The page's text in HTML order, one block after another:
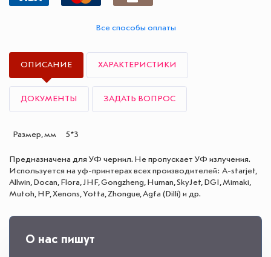
Все способы оплаты
ОПИСАНИЕ ХАРАКТЕРИСТИКИ
ДОКУМЕНТЫ ЗАДАТЬ ВОПРОС
Размер, мм 5*3
Предназначена для УФ чернил. Не пропускает УФ излучения.
Используется на уф-принтерах всех производителей: A-starjet,
Allwin, Docan, Flora, JHF, Gongzheng, Human, SkyJet, DGI, Mimaki,
Mutoh, HP, Xenons, Yotta, Zhongue, Agfa (Dilli) и др.
О нас пишут